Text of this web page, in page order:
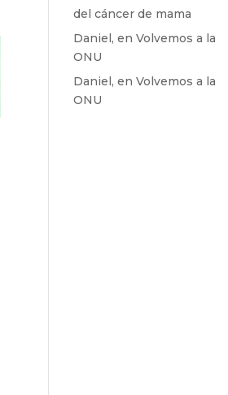
del cáncer de mama
Daniel, enVolvemos a la
ONU
Daniel, enVolvemos a la
ONU